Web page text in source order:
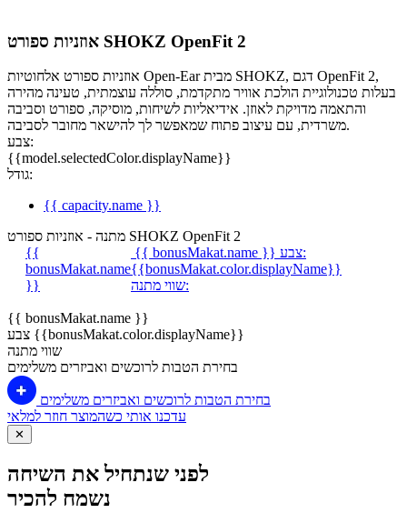
אוזניות ספורט SHOKZ OpenFit 2
אוזניות ספורט אלחוטיות Open-Ear מבית SHOKZ, דגם OpenFit 2,
בעלות טכנולוגיית הולכת אוויר מתקדמת, סוללה עוצמתית, טעינה מהירה
והתאמה מדויקת לאוזן. אידיאליות לשיחות, מוסיקה, ספורט וסביבה
משרדית, עם עיצוב פתוח שמאפשר לך להישאר מחובר לסביבה.
צבע:
{{model.selectedColor.displayName}}
גודל:
{{ capacity.name }}
מתנה - אוזניות ספורט SHOKZ OpenFit 2
{{
bonusMakat.name
}}
{{ bonusMakat.name }}
צבע:
{{bonusMakat.color.displayName}}
שווי מתנה:
{{ bonusMakat.name }}
צבע {{bonusMakat.color.displayName}}
שווי מתנה
בחירת הטבות לרוכשים ואביזרים משלימים
בחירת הטבות לרוכשים ואביזרים משלימים
עדכנו אותי כשהמוצר חוזר למלאי
✕
לפני שנתחיל את השיחה
נשמח להכיר